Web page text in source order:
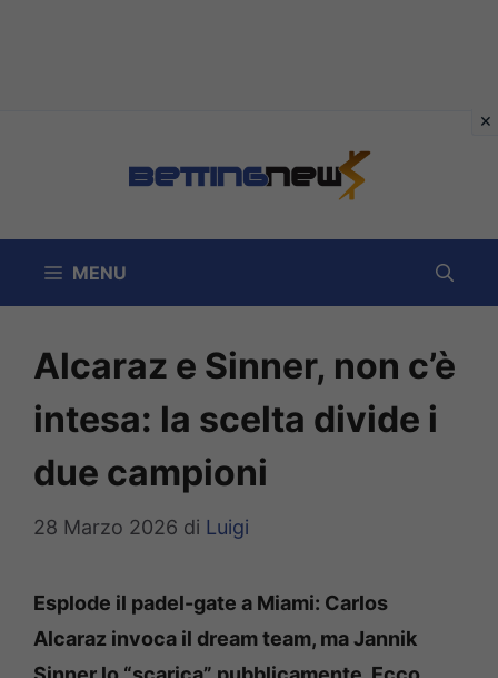
MENU
Alcaraz e Sinner, non c’è
intesa: la scelta divide i
due campioni
28 Marzo 2026 di Luigi
Esplode il padel-gate a Miami: Carlos
Alcaraz invoca il dream team, ma Jannik